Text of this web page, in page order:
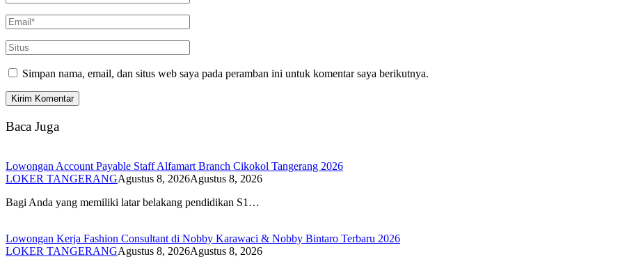
Simpan nama, email, dan situs web saya pada peramban ini untuk komentar saya berikutnya.
Baca Juga
Lowongan Account Payable Staff Alfamart Branch Cikokol Tangerang 2026
LOKER TANGERANGAgustus 8, 2026Agustus 8, 2026
Bagi Anda yang memiliki latar belakang pendidikan S1…
Lowongan Kerja Fashion Consultant di Nobby Karawaci & Nobby Bintaro Terbaru 2026
LOKER TANGERANGAgustus 8, 2026Agustus 8, 2026